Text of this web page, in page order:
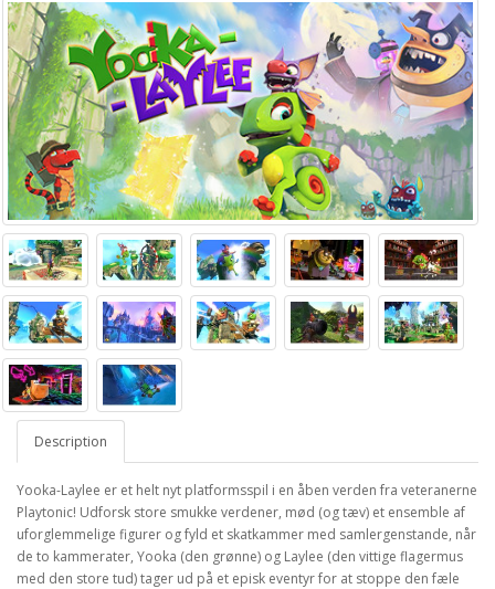
Description
Yooka-Laylee er et helt nyt platformsspil i en åben verden fra veteranerne
Playtonic! Udforsk store smukke verdener, mød (og tæv) et ensemble af
uforglemmelige figurer og fyld et skatkammer med samlergenstande, når
de to kammerater, Yooka (den grønne) og Laylee (den vittige flagermus
med den store tud) tager ud på et episk eventyr for at stoppe den fæle